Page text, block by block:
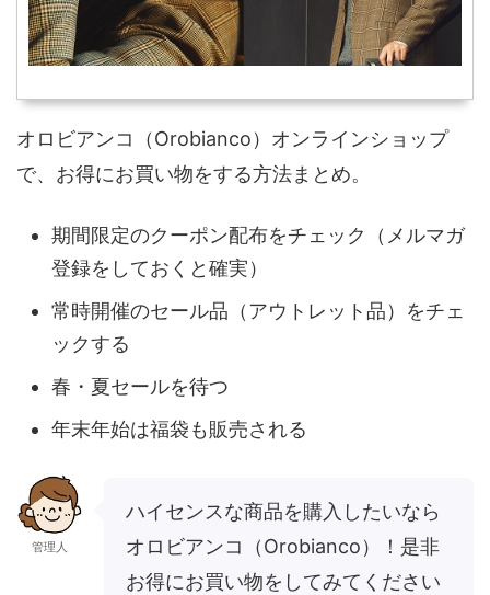
オロビアンコ（Orobianco）オンラインショップ
で、お得にお買い物をする方法まとめ。
期間限定のクーポン配布をチェック（メルマガ
登録をしておくと確実）
常時開催のセール品（アウトレット品）をチェ
ックする
春・夏セールを待つ
年末年始は福袋も販売される
管理人
ハイセンスな商品を購入したいなら
オロビアンコ（Orobianco）！是非
お得にお買い物をしてみてください